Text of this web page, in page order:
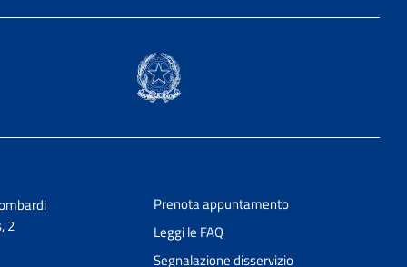
2
Prenota appuntamento
Leggi le FAQ
Segnalazione disservizio